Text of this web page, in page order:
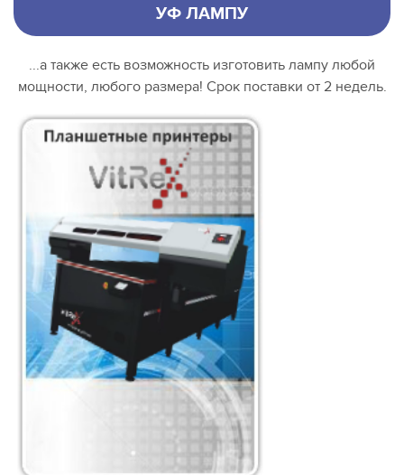
УФ ЛАМПУ
...а также есть возможность изготовить лампу любой
мощности, любого размера! Срок поставки от 2 недель.